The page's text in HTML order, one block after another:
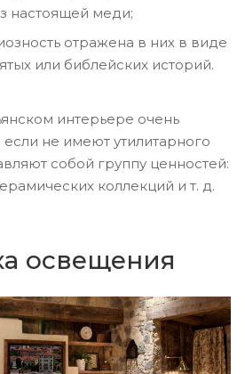
настоящей меди;
отражена в них в виде
или библейских историй.
интерьере очень
не имеют утилитарного
собой группу ценностей:
коллекций и т. д.
освещения